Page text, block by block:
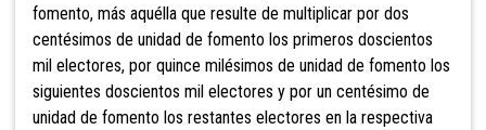
fomento, más aquélla que resulte de multiplicar por dos
centésimos de unidad de fomento los primeros doscientos
mil electores, por quince milésimos de unidad de fomento los
siguientes doscientos mil electores y por un centésimo de
unidad de fomento los restantes electores en la respectiva